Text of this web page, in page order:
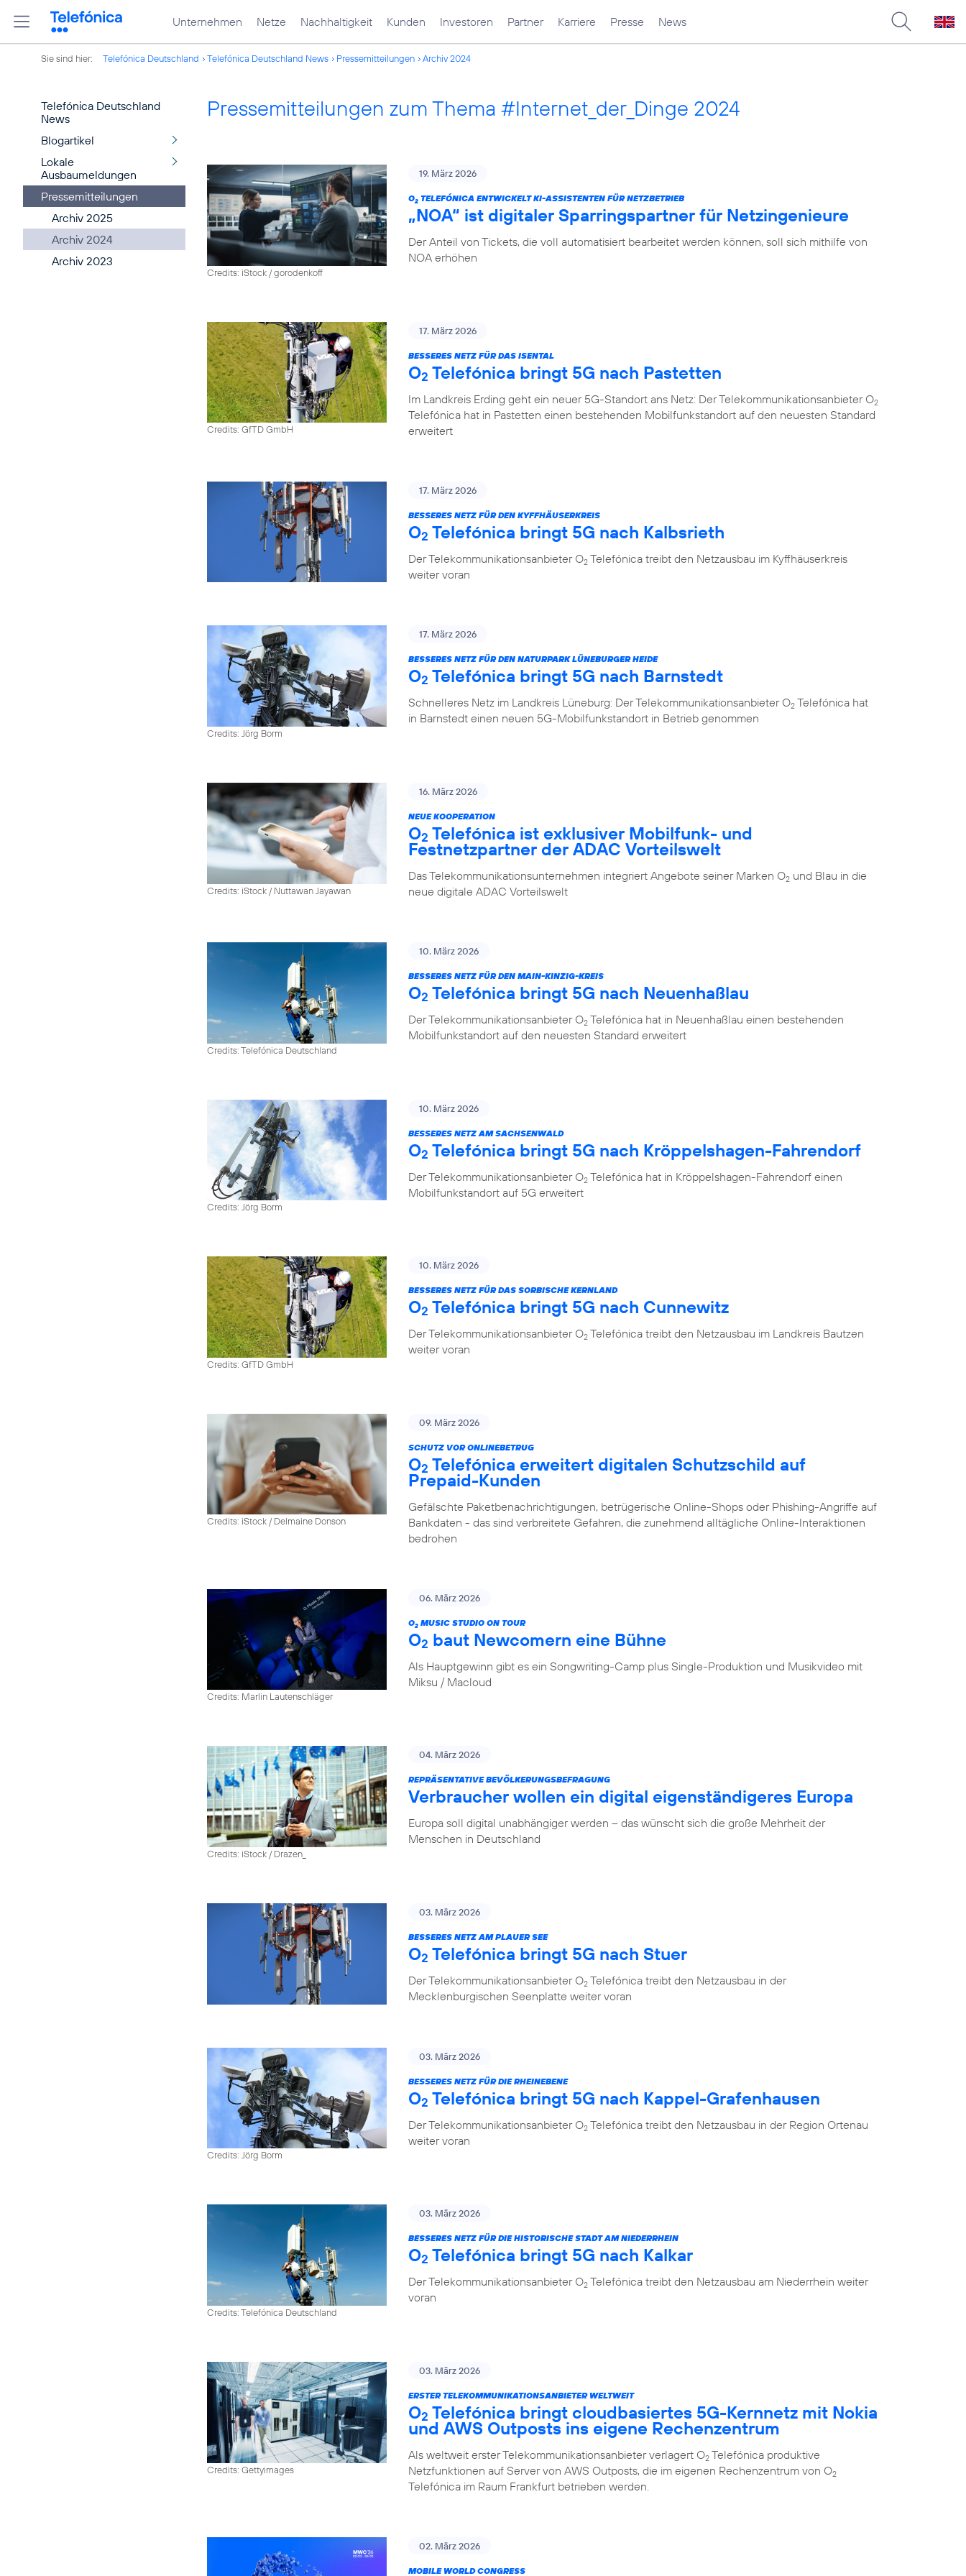
Unternehmen Netze Nachhaltigkeit Kunden Investoren Partner Karriere Presse News
Sie sind hier: Telefónica Deutschland Telefónica Deutschland News Pressemitteilungen Archiv 2024
Telefónica Deutschland
News
Blogartikel
Lokale
Ausbaumeldungen
Pressemitteilungen
Archiv 2025
Archiv 2024
Archiv 2023
Pressemitteilungen zum Thema #Internet_der_Dinge 2024
Credits: iStock / gorodenkoff
19. März 2026
O2 TELEFÓNICA ENTWICKELT KI-ASSISTENTEN FÜR NETZBETRIEB
„NOA“ ist digitaler Sparringspartner für Netzingenieure
Der Anteil von Tickets, die voll automatisiert bearbeitet werden können, soll sich mithilfe von
NOA erhöhen
Credits: GfTD GmbH
17. März 2026
BESSERES NETZ FÜR DAS ISENTAL
O2 Telefónica bringt 5G nach Pastetten
Im Landkreis Erding geht ein neuer 5G-Standort ans Netz: Der Telekommunikationsanbieter O2
Telefónica hat in Pastetten einen bestehenden Mobilfunkstandort auf den neuesten Standard
erweitert
17. März 2026
BESSERES NETZ FÜR DEN KYFFHÄUSERKREIS
O2 Telefónica bringt 5G nach Kalbsrieth
Der Telekommunikationsanbieter O2 Telefónica treibt den Netzausbau im Kyffhäuserkreis
weiter voran
Credits: Jörg Borm
17. März 2026
BESSERES NETZ FÜR DEN NATURPARK LÜNEBURGER HEIDE
O2 Telefónica bringt 5G nach Barnstedt
Schnelleres Netz im Landkreis Lüneburg: Der Telekommunikationsanbieter O2 Telefónica hat
in Barnstedt einen neuen 5G-Mobilfunkstandort in Betrieb genommen
Credits: iStock / Nuttawan Jayawan
16. März 2026
NEUE KOOPERATION
O2 Telefónica ist exklusiver Mobilfunk- und
Festnetzpartner der ADAC Vorteilswelt
Das Telekommunikationsunternehmen integriert Angebote seiner Marken O2 und Blau in die
neue digitale ADAC Vorteilswelt
Credits: Telefónica Deutschland
10. März 2026
BESSERES NETZ FÜR DEN MAIN-KINZIG-KREIS
O2 Telefónica bringt 5G nach Neuenhaßlau
Der Telekommunikationsanbieter O2 Telefónica hat in Neuenhaßlau einen bestehenden
Mobilfunkstandort auf den neuesten Standard erweitert
Credits: Jörg Borm
10. März 2026
BESSERES NETZ AM SACHSENWALD
O2 Telefónica bringt 5G nach Kröppelshagen-Fahrendorf
Der Telekommunikationsanbieter O2 Telefónica hat in Kröppelshagen-Fahrendorf einen
Mobilfunkstandort auf 5G erweitert
Credits: GfTD GmbH
10. März 2026
BESSERES NETZ FÜR DAS SORBISCHE KERNLAND
O2 Telefónica bringt 5G nach Cunnewitz
Der Telekommunikationsanbieter O2 Telefónica treibt den Netzausbau im Landkreis Bautzen
weiter voran
Credits: iStock / Delmaine Donson
09. März 2026
SCHUTZ VOR ONLINEBETRUG
O2 Telefónica erweitert digitalen Schutzschild auf
Prepaid-Kunden
Gefälschte Paketbenachrichtigungen, betrügerische Online-Shops oder Phishing-Angriffe auf
Bankdaten - das sind verbreitete Gefahren, die zunehmend alltägliche Online-Interaktionen
bedrohen
Credits: Marlin Lautenschläger
06. März 2026
O2 MUSIC STUDIO ON TOUR
O2 baut Newcomern eine Bühne
Als Hauptgewinn gibt es ein Songwriting-Camp plus Single-Produktion und Musikvideo mit
Miksu / Macloud
Credits: iStock / Drazen_
04. März 2026
REPRÄSENTATIVE BEVÖLKERUNGSBEFRAGUNG
Verbraucher wollen ein digital eigenständigeres Europa
Europa soll digital unabhängiger werden – das wünscht sich die große Mehrheit der
Menschen in Deutschland
03. März 2026
BESSERES NETZ AM PLAUER SEE
O2 Telefónica bringt 5G nach Stuer
Der Telekommunikationsanbieter O2 Telefónica treibt den Netzausbau in der
Mecklenburgischen Seenplatte weiter voran
Credits: Jörg Borm
03. März 2026
BESSERES NETZ FÜR DIE RHEINEBENE
O2 Telefónica bringt 5G nach Kappel-Grafenhausen
Der Telekommunikationsanbieter O2 Telefónica treibt den Netzausbau in der Region Ortenau
weiter voran
Credits: Telefónica Deutschland
03. März 2026
BESSERES NETZ FÜR DIE HISTORISCHE STADT AM NIEDERRHEIN
O2 Telefónica bringt 5G nach Kalkar
Der Telekommunikationsanbieter O2 Telefónica treibt den Netzausbau am Niederrhein weiter
voran
Credits: Gettyimages
03. März 2026
ERSTER TELEKOMMUNIKATIONSANBIETER WELTWEIT
O2 Telefónica bringt cloudbasiertes 5G-Kernnetz mit Nokia
und AWS Outposts ins eigene Rechenzentrum
Als weltweit erster Telekommunikationsanbieter verlagert O2 Telefónica produktive
Netzfunktionen auf Server von AWS Outposts, die im eigenen Rechenzentrum von O2
Telefónica im Raum Frankfurt betrieben werden.
02. März 2026
MOBILE WORLD CONGRESS